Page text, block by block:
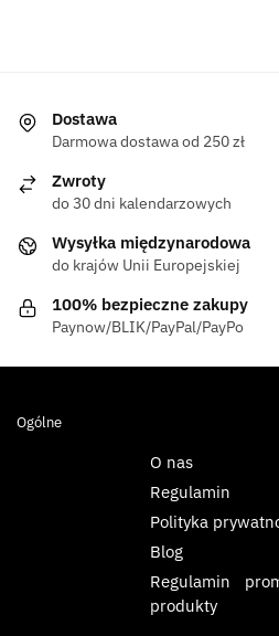
Dostawa
Darmowa dostawa od 250 zł
Zwroty
do 30 dni kalendarzowych
Wysyłka międzynarodowa
do krajów Unii Europejskiej
100% bezpieczne zakupy
Paynow/BLIK/PayPal/PayPo
Ogólne
O nas
Regulamin
Polityka
Blog
Regulamin
produkty